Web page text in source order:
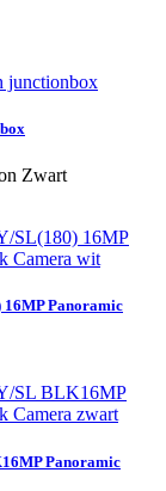
Zwart
16MP Panoramic
Panoramic